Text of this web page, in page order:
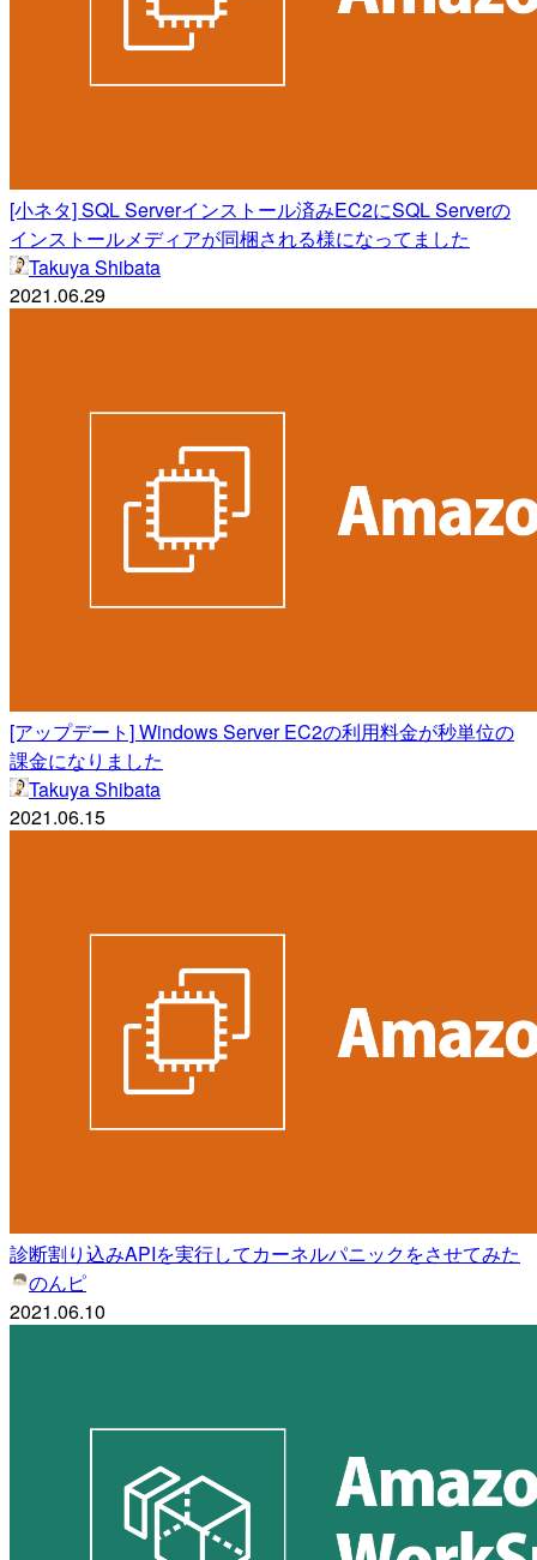
[小ネタ] SQL Serverインストール済みEC2にSQL Serverの
インストールメディアが同梱される様になってました
Takuya Shibata
2021.06.29
[アップデート] Windows Server EC2の利用料金が秒単位の
課金になりました
Takuya Shibata
2021.06.15
診断割り込みAPIを実行してカーネルパニックをさせてみた
のんピ
2021.06.10